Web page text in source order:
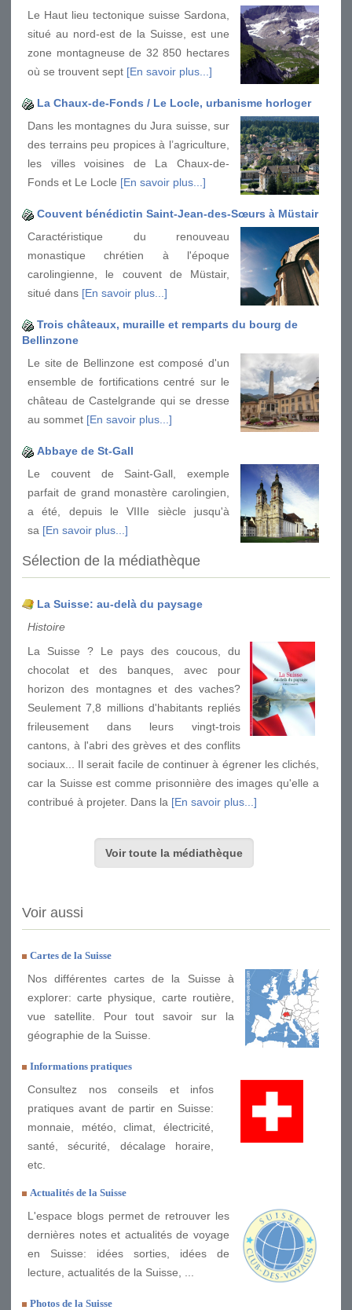
Le Haut lieu tectonique suisse Sardona,
situé au nord-est de la Suisse, est une
zone montagneuse de 32 850 hectares
où se trouvent sept [En savoir plus...]
La Chaux-de-Fonds / Le Locle, urbanisme horloger
Dans les montagnes du Jura suisse, sur
des terrains peu propices à l’agriculture,
les villes voisines de La Chaux-de-
Fonds et Le Locle [En savoir plus...]
Couvent bénédictin Saint-Jean-des-Sœurs à Müstair
Caractéristique du renouveau
monastique chrétien à l'époque
carolingienne, le couvent de Müstair,
situé dans [En savoir plus...]
Trois châteaux, muraille et remparts du bourg de
Bellinzone
Le site de Bellinzone est composé d'un
ensemble de fortifications centré sur le
château de Castelgrande qui se dresse
au sommet [En savoir plus...]
Abbaye de St-Gall
Le couvent de Saint-Gall, exemple
parfait de grand monastère carolingien,
a été, depuis le VIIIe siècle jusqu'à
sa [En savoir plus...]
Sélection de la médiathèque
La Suisse: au-delà du paysage
Histoire
La Suisse ? Le pays des coucous, du
chocolat et des banques, avec pour
horizon des montagnes et des vaches?
Seulement 7,8 millions d'habitants repliés
frileusement dans leurs vingt-trois
cantons, à l'abri des grèves et des conflits
sociaux... Il serait facile de continuer à égrener les clichés,
car la Suisse est comme prisonnière des images qu'elle a
contribué à projeter. Dans la [En savoir plus...]
Voir toute la médiathèque
Voir aussi
Cartes de la Suisse
Nos différentes cartes de la Suisse à
explorer: carte physique, carte routière,
vue satellite. Pour tout savoir sur la
géographie de la Suisse.
Informations pratiques
Consultez nos conseils et infos
pratiques avant de partir en Suisse:
monnaie, météo, climat, électricité,
santé, sécurité, décalage horaire,
etc.
Actualités de la Suisse
L'espace blogs permet de retrouver les
dernières notes et actualités de voyage
en Suisse: idées sorties, idées de
lecture, actualités de la Suisse, ...
Photos de la Suisse